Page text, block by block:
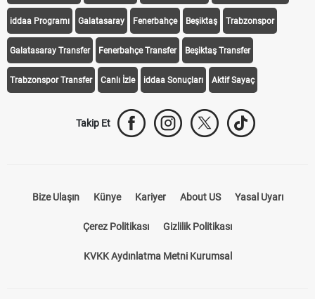
iddaa Programı Galatasaray Fenerbahçe Beşiktaş Trabzonspor
Galatasaray Transfer Fenerbahçe Transfer Beşiktaş Transfer
Trabzonspor Transfer Canlı İzle iddaa Sonuçları Aktif Sayaç
Takip Et
Bize Ulaşın Künye Kariyer About US Yasal Uyarı
Çerez Politikası Gizlilik Politikası
KVKK Aydınlatma Metni Kurumsal